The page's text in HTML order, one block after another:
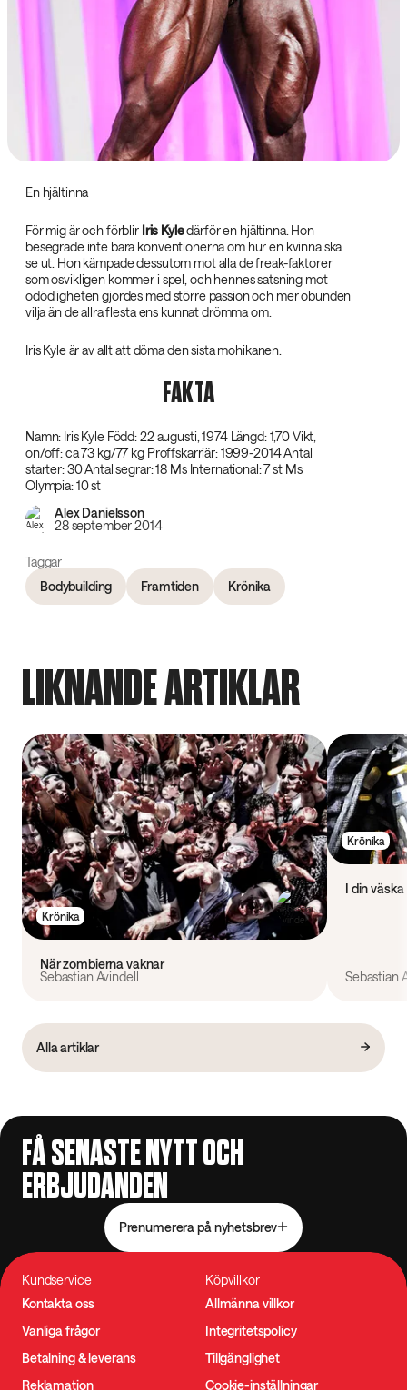
En hjältinna
För mig är och förblir Iris Kyledärför en hjältinna. Hon
besegrade inte bara konventionerna om hur en kvinna ska
se ut. Hon kämpade dessutom mot alla de freak-faktorer
som osvikligen kommer i spel, och hennes satsning mot
odödligheten gjordes med större passion och mer obunden
vilja än de allra flesta ens kunnat drömma om.
Iris Kyle är av allt att döma den sista mohikanen.
FAKTA‌
Namn: Iris Kyle Född: 22 augusti, 1974 Längd: 1,70 Vikt,
on/off: ca 73 kg/77 kg Proffskarriär: 1999-2014 Antal
starter: 30 Antal segrar: 18 Ms International: 7 st Ms
Olympia: 10 st
Alex Danielsson
28 september 2014
Taggar
Bodybuilding
Framtiden Krönika
LIKNANDE ARTIKLAR
Krönika
När zombierna vaknar
Sebastian Avindell
Krönika
I din väska
Sebastian
Alla artiklar
FÅ SENASTE NYTT OCH
ERBJUDANDEN
Prenumerera på nyhetsbrev
Kundservice
Kontakta oss
Vanliga frågor
Betalning & leverans
Reklamation
Köpvillkor
Allmänna villkor
Integritetspolicy
Tillgänglighet
Cookie-inställningar